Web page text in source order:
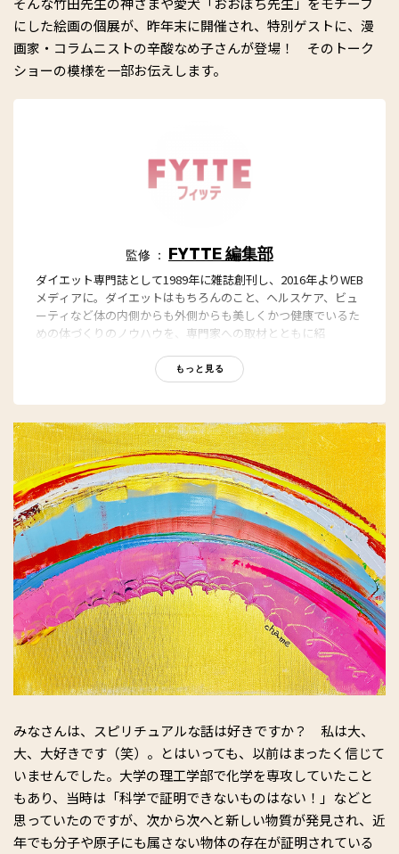
にした絵画の個展が、昨年末に開催され、特別ゲストに、漫
画家・コラムニストの辛酸なめ子さんが登場！ そのトーク
ショーの模様を一部お伝えします。
監修 ： FYTTE 編集部
ダイエット専門誌として1989年に雑誌創刊し、2016年よりWEB
メディアに。ダイエットはもちろんのこと、ヘルスケア、ビュ
ーティなど体の内側からも外側からも美しくかつ健康でいるた
めの体づくりのノウハウを、専門家への取材とともに紹
もに、編集部員も自らさまざまなヘルシーネタを日々お試し
もっと見る
みなさんは、スピリチュアルな話は好きですか？ 私は大、
大、大好きです（笑）。とはいっても、以前はまったく信じて
いませんでした。大学の理工学部で化学を専攻していたこと
もあり、当時は「科学で証明できないものはない！」などと
思っていたのですが、次から次へと新しい物質が発見され、近
年でも分子や原子にも属さない物体の存在が証明されている